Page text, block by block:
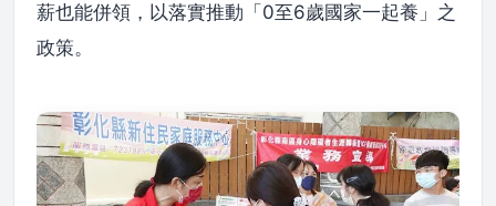
薪也能併領，以落實推動「0至6歲國家一起養」之
政策。